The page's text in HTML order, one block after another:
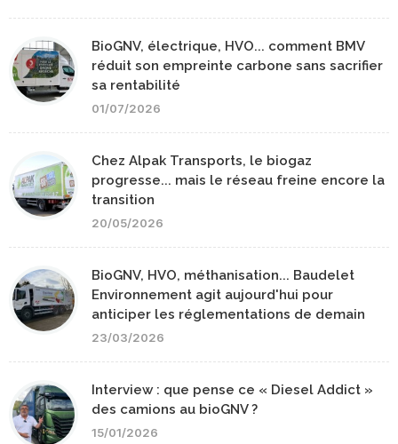
BioGNV, électrique, HVO... comment BMV
réduit son empreinte carbone sans sacrifier
sa rentabilité
01/07/2026
Chez Alpak Transports, le biogaz
progresse... mais le réseau freine encore la
transition
20/05/2026
BioGNV, HVO, méthanisation... Baudelet
Environnement agit aujourd'hui pour
anticiper les réglementations de demain
23/03/2026
Interview : que pense ce « Diesel Addict »
des camions au bioGNV ?
15/01/2026